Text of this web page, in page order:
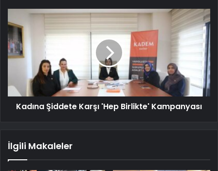
Kadına Şiddete Karşı 'Hep Birlikte' Kampanyası
İlgili Makaleler